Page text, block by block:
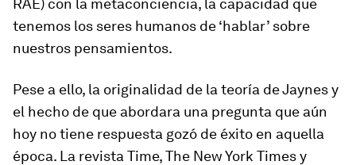
tenemos los seres humanos de ‘hablar’ sobre
nuestros pensamientos.
Pese a ello, la originalidad de la teoría de Jaynes y
el hecho de que abordara una pregunta que aún
hoy no tiene respuesta gozó de éxito en aquella
época. La revista Time, The New York Times y